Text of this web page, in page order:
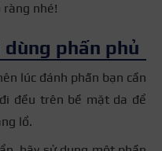
ràng nhé!
phấn phủ
lúc đánh phấn bạn cần
đều trên bề mặt da để
lổ.